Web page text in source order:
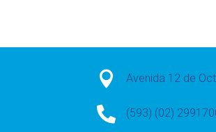
 Avenida 12 de
 (593) (02)